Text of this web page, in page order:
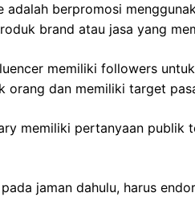
adalah berpromosi
brand atau jasa yang
memiliki followers
orang dan memiliki target
memiliki pertanyaan publik
jaman dahulu, harus